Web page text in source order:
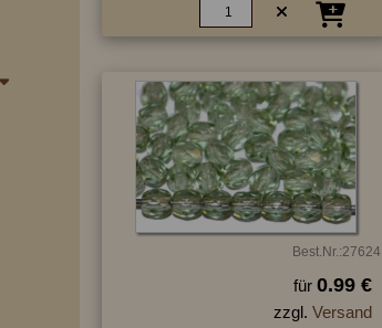
Best.Nr.:27624
für 0.99 €
zzgl. Versand